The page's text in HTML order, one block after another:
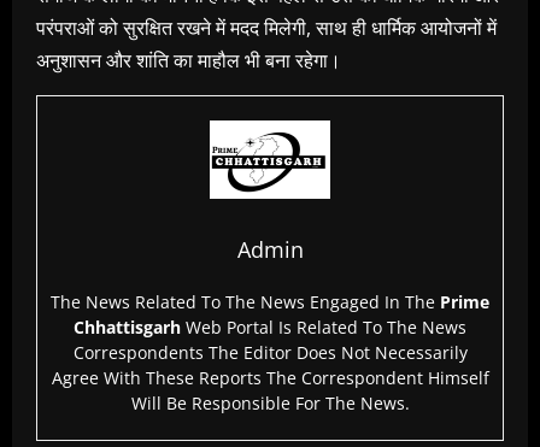
परंपराओं को सुरक्षित रखने में मदद मिलेगी, साथ ही धार्मिक आयोजनों में
अनुशासन और शांति का माहौल भी बना रहेगा।
Admin
The News Related To The News Engaged In The Prime
Chhattisgarh Web Portal Is Related To The News
Correspondents The Editor Does Not Necessarily
Agree With These Reports The Correspondent Himself
Will Be Responsible For The News.